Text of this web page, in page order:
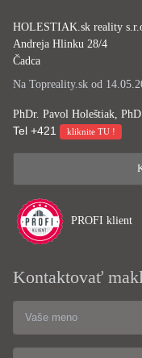
HOLESTIAK.sk reality
Andreja Hlinku 28/4
Čadca
Na Topreality.sk od
PhDr. Pavol Holeštiak,
Tel +421 kliknite TU !
PROFI klient
Kontaktovať